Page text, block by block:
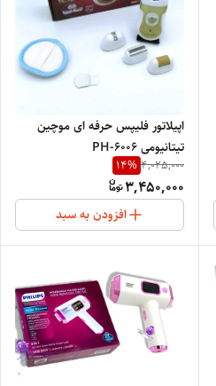
اپیلاتور فلیپس حرفه ای موچین
تیتانیومی PH-6006
4,025,000
14%
3,450,000
افزودن به سبد